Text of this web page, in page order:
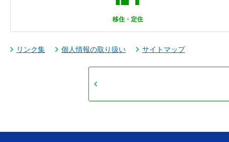
移住・定住
リンク集 個人情報の取り扱い サイトマップ